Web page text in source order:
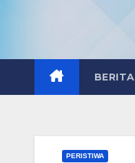
BERITA
PERISTIWA